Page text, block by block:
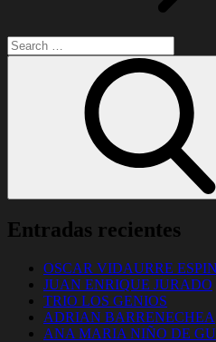
Search
for:
Entradas recientes
OSCAR VIDAURRE
JUAN ENRIQUE JURADO
TRIO LOS GENIOS
ADRIAN BARRENECHEA
ANA MARIA NIÑO DE